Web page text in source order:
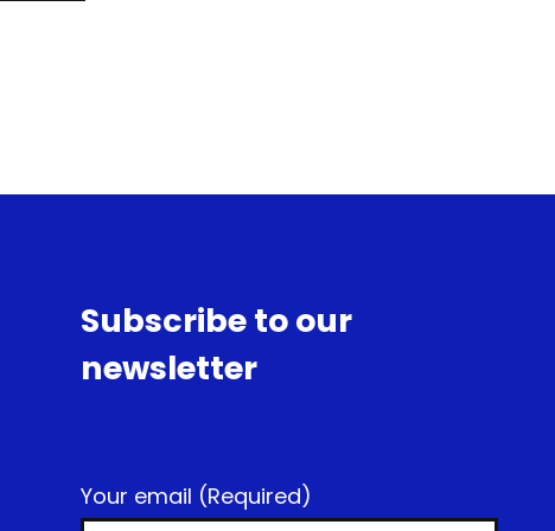
Subscribe to our
newsletter
Your email (Required)